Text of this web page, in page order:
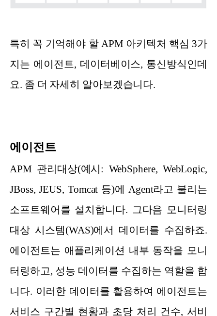
특히 꼭 기억해야 할 APM 아키텍처 핵심 3가
지는 에이전트, 데이터베이스, 통신방식인데
요. 좀 더 자세히 알아보겠습니다.
에이전트
APM 관리대상(예시: WebSphere, WebLogic,
JBoss, JEUS, Tomcat 등)에 Agent라고 불리는
소프트웨어를 설치합니다. 그다음 모니터링
대상 시스템(WAS)에서 데이터를 수집하죠.
에이전트는 애플리케이션 내부 동작을 모니
터링하고, 성능 데이터를 수집하는 역할을 합
니다. 이러한 데이터를 활용하여 에이전트는
서비스 구간별 현황과 초당 처리 건수, 서비